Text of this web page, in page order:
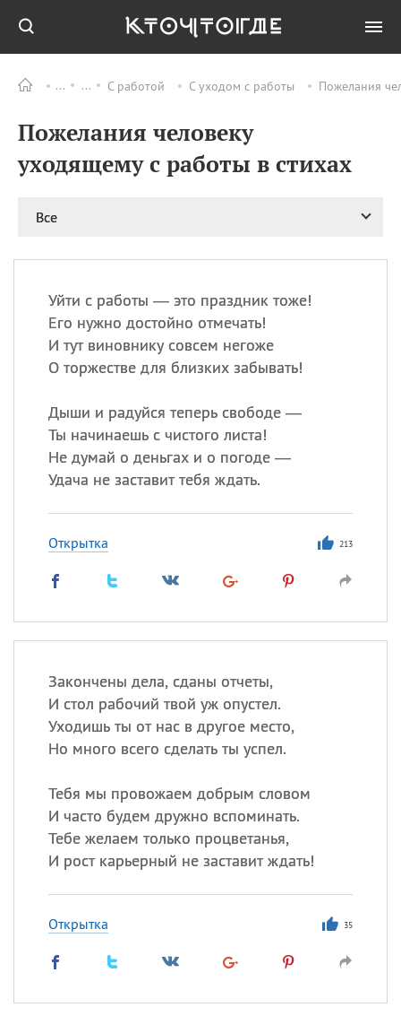
С работой С уходом с работы Пожелания
Пожелания человеку
уходящему с работы в стихах
Все
Уйти с работы — это праздник тоже!
Его нужно достойно отмечать!
И тут виновнику совсем негоже
О торжестве для близких забывать!
Дыши и радуйся теперь свободе —
Ты начинаешь с чистого листа!
Не думай о деньгах и о погоде —
Удача не заставит тебя ждать.
Открытка 213
Закончены дела, сданы отчеты,
И стол рабочий твой уж опустел.
Уходишь ты от нас в другое место,
Но много всего сделать ты успел.
Тебя мы провожаем добрым словом
И часто будем дружно вспоминать.
Тебе желаем только процветанья,
И рост карьерный не заставит ждать!
Открытка 35
ПРАЗДНИКИ Все
06.08 Преображение
Господне у западных
христиан
Романа и Давида
День ассирийских
мучеников
маяка
ИМЕНА
Сегодня празднуют именины
, Афанасий,Борис
происхождение